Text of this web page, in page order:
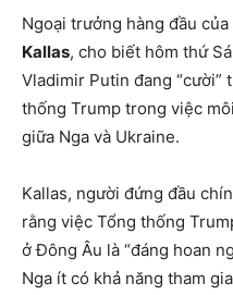
Ngoại trưởng hàng đầu
Kallas, cho biết hôm thứ
Vladimir Putin đang “cười”
thống Trump trong việc
giữa Nga và Ukraine.
Kallas, người đứng đầu
rằng việc Tổng thống
ở Đông Âu là “đáng hoan
Nga ít có khả năng tham